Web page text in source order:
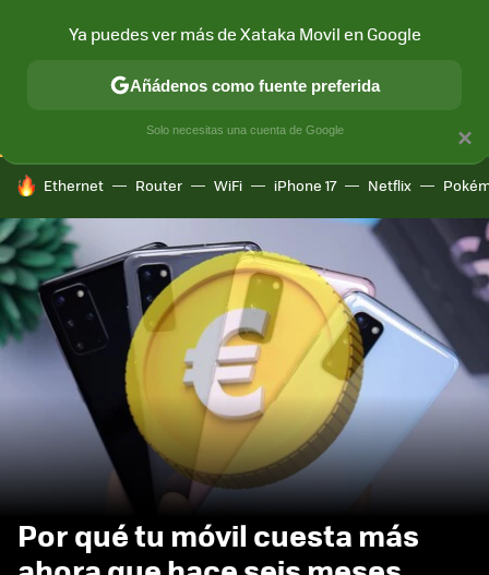
CONECTIVIDAD MÓVIL Y SOCIEDAD APLICACIONES
HOY SE HABLA DE
Ethernet Router WiFi iPhone 17 Netflix
Por qué tu móvil cuesta más
×
Ya puedes ver más de Xataka Movil en Google
Añádenos como fuente preferida
Solo necesitas una cuenta de Google